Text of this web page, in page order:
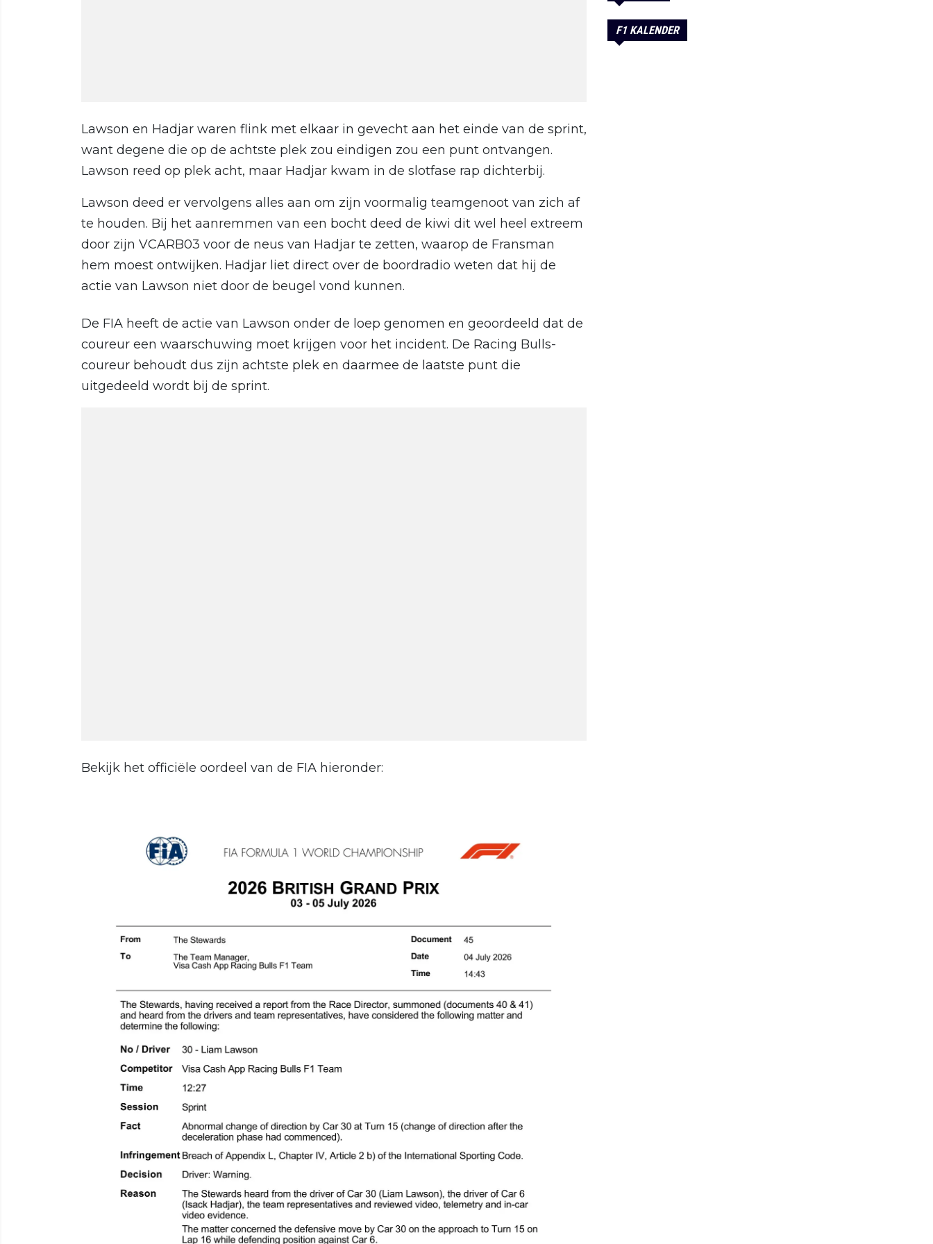
Lawson en Hadjar waren flink met elkaar in gevecht aan het einde van de sprint,
want degene die op de achtste plek zou eindigen zou een punt ontvangen.
Lawson reed op plek acht, maar Hadjar kwam in de slotfase rap dichterbij.
Lawson deed er vervolgens alles aan om zijn voormalig teamgenoot van zich af
te houden. Bij het aanremmen van een bocht deed de kiwi dit wel heel extreem
door zijn VCARB03 voor de neus van Hadjar te zetten, waarop de Fransman
hem moest ontwijken. Hadjar liet direct over de boordradio weten dat hij de
actie van Lawson niet door de beugel vond kunnen.
De FIA heeft de actie van Lawson onder de loep genomen en geoordeeld dat de
coureur een waarschuwing moet krijgen voor het incident. De Racing Bulls-
coureur behoudt dus zijn achtste plek en daarmee de laatste punt die
uitgedeeld wordt bij de sprint.
Bekijk het officiële oordeel van de FIA hieronder:
F1 KALENDER